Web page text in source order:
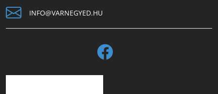
INFO@VARNEGYED.HU